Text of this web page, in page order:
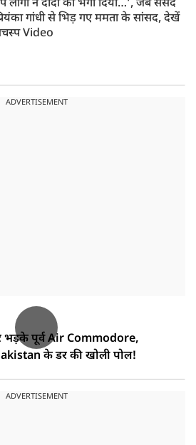
लोगों ने दीदी को भगा दिया…’, जब संसद
गांधी से भिड़ गए ममता के सांसद, देखें
Video
ADVERTISEMENT
भड़के पूर्व Air Commodore,
के डर की खोली पोल!
ADVERTISEMENT